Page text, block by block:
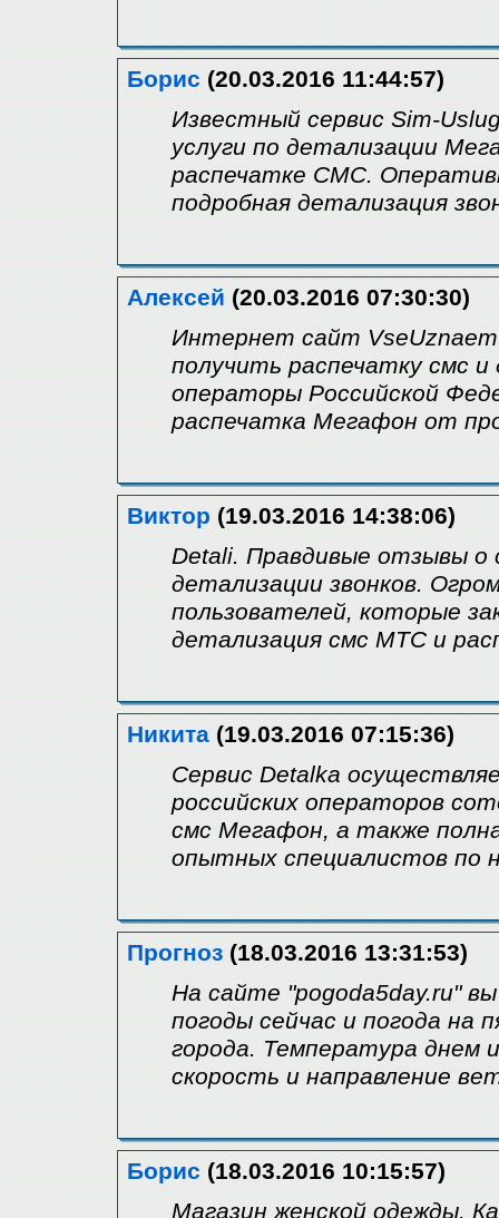
Борис (20.03.2016 11:44:57)
Известный сервис Sim-
услуги по детализации
распечатке СМС.
подробная детализация
Алексей (20.03.2016 07:30:30)
Интернет сайт
получить распечатку смс
операторы Российской
распечатка Мегафон от
Виктор (19.03.2016 14:38:06)
Detali. Правдивые отзывы о
детализации звонков.
пользователей, которые
детализация смс МТС и
Никита (19.03.2016 07:15:36)
Сервис Detalka
российских операторов
смс Мегафон, а также
опытных специалистов по
Прогноз (18.03.2016 13:31:53)
На сайте "pogoda5day.ru"
погоды сейчас и погода на
города. Температура днем
скорость и направление
Борис (18.03.2016 10:15:57)
Магазин женской одежды.